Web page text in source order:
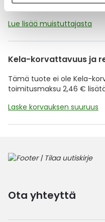
Lue lisää muistuttajasta
Kela-korvattavuus ja
Tämä tuote ei ole Kela-
toimitusmaksu 2,46 €
Laske korvauksen suuruus
Ota yhteyttä